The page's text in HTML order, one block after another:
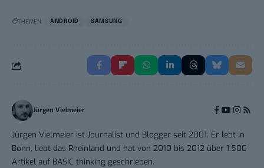
THEMEN: ANDROID SAMSUNG
Jürgen Vielmeier
Jürgen Vielmeier ist Journalist und Blogger seit 2001. Er lebt in
Bonn, liebt das Rheinland und hat von 2010 bis 2012 über 1.500
Artikel auf BASIC thinking geschrieben.